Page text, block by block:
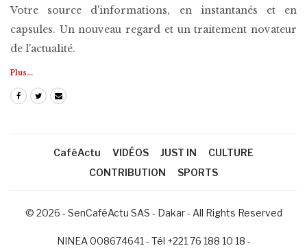
Votre source d'informations, en instantanés et en
capsules. Un nouveau regard et un traitement novateur
de l'actualité.
Plus...
CaféActu VIDÉOS JUST IN
CULTURE
CONTRIBUTION
SPORTS
© 2026 - SenCaféActu SAS - Dakar - All Rights Reserved
NINEA 008674641 - Tél +221 76 188 10 18 -